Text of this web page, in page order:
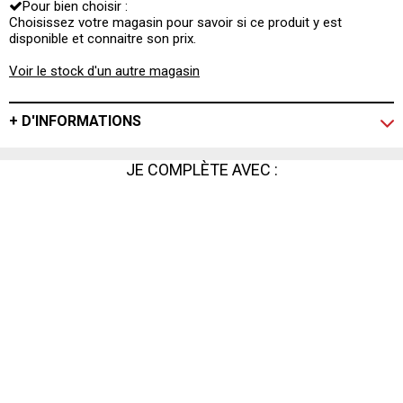
maison. N'hésitez plus !
Pour bien choisir :
Choisissez votre magasin pour savoir si ce produit y est
disponible et connaitre son prix.
Voir le stock d'un autre magasin
+ D'INFORMATIONS
JE COMPLÈTE AVEC :